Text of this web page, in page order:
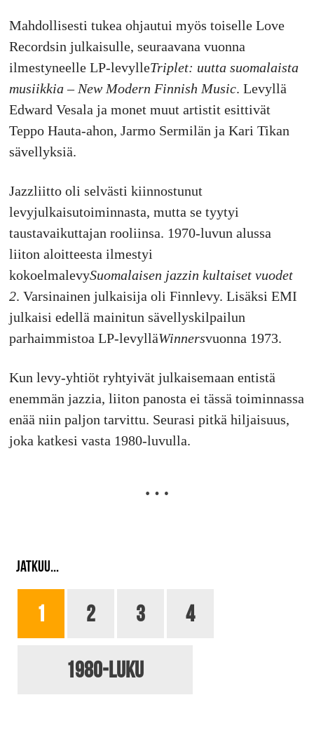
Mahdollisesti tukea ohjautui myös toiselle Love
Recordsin julkaisulle, seuraavana vuonna
ilmestyneelle LP-levylleTriplet: uutta suomalaista
musiikkia – New Modern Finnish Music. Levyllä
Edward Vesala ja monet muut artistit esittivät
Teppo Hauta-ahon, Jarmo Sermilän ja Kari Tikan
sävellyksiä.
Jazzliitto oli selvästi kiinnostunut
levyjulkaisutoiminnasta, mutta se tyytyi
taustavaikuttajan rooliinsa. 1970-luvun alussa
liiton aloitteesta ilmestyi
kokoelmalevySuomalaisen jazzin kultaiset vuodet
2. Varsinainen julkaisija oli Finnlevy. Lisäksi EMI
julkaisi edellä mainitun sävellyskilpailun
parhaimmistoa LP-levylläWinnersvuonna 1973.
Kun levy-yhtiöt ryhtyivät julkaisemaan entistä
enemmän jazzia, liiton panosta ei tässä toiminnassa
enää niin paljon tarvittu. Seurasi pitkä hiljaisuus,
joka katkesi vasta 1980-luvulla.
JATKUU...
1 2 3 4
1980-luku